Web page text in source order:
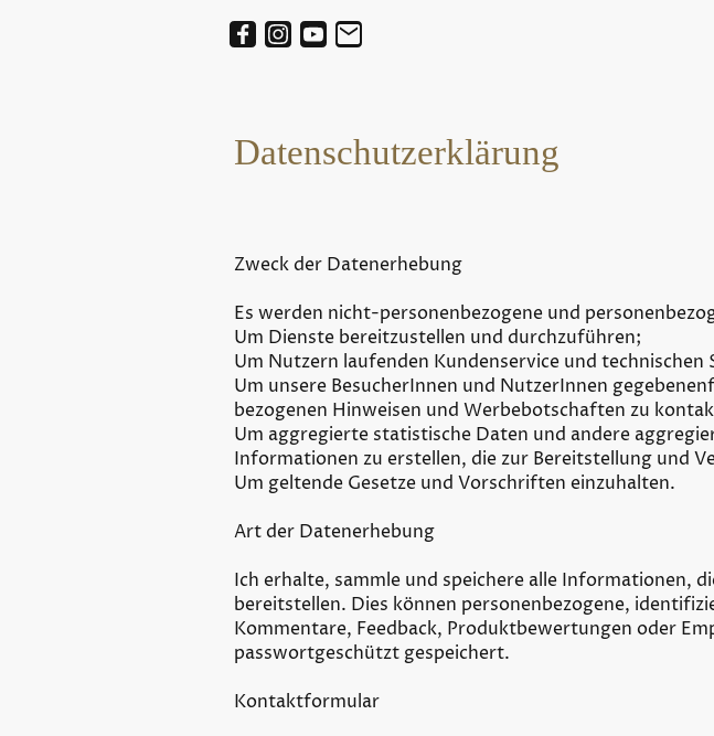
Datenschutzerklärung
Zweck der Datenerhebung
Es werden nicht-personenbezogene und
Um Dienste bereitzustellen und durchzuführen;
Um Nutzern laufenden Kundenservice und technischen
Um unsere BesucherInnen und NutzerInnen
bezogenen Hinweisen und Werbebotschaften zu
Um aggregierte statistische Daten und andere
Informationen zu erstellen, die zur Bereitstellung und
Um geltende Gesetze und Vorschriften einzuhalten.
Art der Datenerhebung
Ich erhalte, sammle und speichere alle Informationen,
bereitstellen. Dies können personenbezogene,
Kommentare, Feedback, Produktbewertungen oder
passwortgeschützt gespeichert.
Kontaktformular